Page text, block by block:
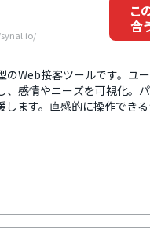
synal.io/
こ
合
のWeb接客ツールです。ユ
感情やニーズを可視化。
ます。直感的に操作でき
ブ最適化の機能を備え、マ
やSalesforceとの連携機
。